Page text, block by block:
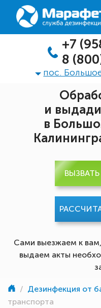
+7
8
пос.
и
в
Сами выезжаем к
выдаем акты
/ Дезинфекция от
транспорта